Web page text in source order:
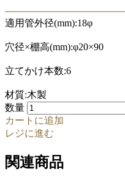
適用管外径(mm):18φ
穴径×棚高(mm):φ20×90
立てかけ本数:6
材質:木製
数量
カートに追加
レジに進む
関連商品